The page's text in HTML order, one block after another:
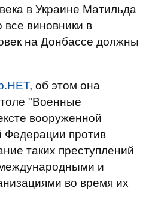
в Украине Матильда
все виновники в
на Донбассе должны
, об этом она
"Военные
вооруженной
Федерации против
таких преступлений
и
во время их